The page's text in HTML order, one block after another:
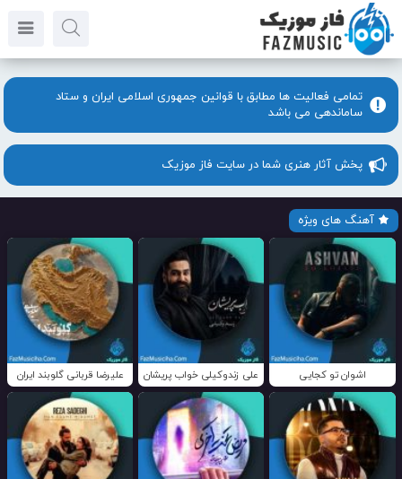
تمامی فعالیت ها مطابق با قوانین جمهوری اسلامی ایران و ستاد
ساماندهی می باشد
پخش آثار هنری شما در سایت فاز موزیک
آهنگ های ویژه
اشوان تو کجایی علی زندوکیلی خواب پریشان علیرضا قربانی گلوبند ایران